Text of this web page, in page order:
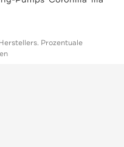
Prozentuale